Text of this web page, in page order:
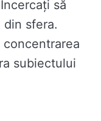
să
sfera.
subiectului